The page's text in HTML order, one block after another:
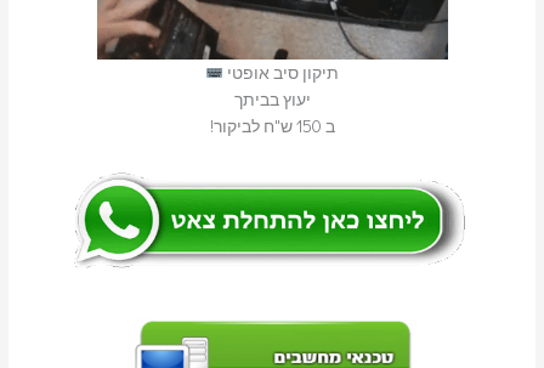
תיקון סיב אופטי
יעוץ בביתך
ב 150 ש"ח לביקור!